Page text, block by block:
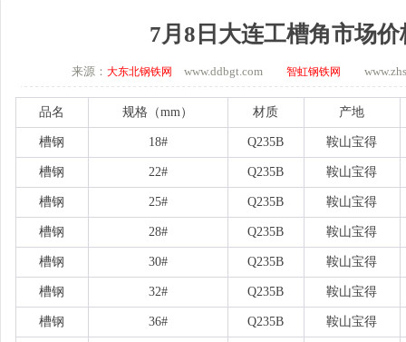
7月8日大连工槽角市场价
来源： 大东北钢铁网 www.ddbgt.com 智虹钢铁网
品名 规格（mm） 材质 产地
槽钢 18# Q235B 鞍山宝得
槽钢 22# Q235B 鞍山宝得
槽钢 25# Q235B 鞍山宝得
槽钢 28# Q235B 鞍山宝得
槽钢 30# Q235B 鞍山宝得
槽钢 32# Q235B 鞍山宝得
槽钢 36# Q235B 鞍山宝得